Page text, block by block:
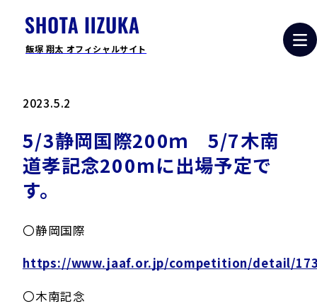
飯塚 翔太 オフィシャルサイト
2023.5.2
5/3静岡国際200ｍ 5/7木南
道孝記念200mに出場予定で
す。
〇静岡国際
https://www.jaaf.or.jp/competition/detail/
〇木南記念